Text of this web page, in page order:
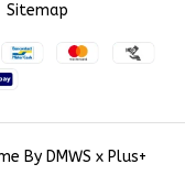
By DMWS x Plus+
Sitemap